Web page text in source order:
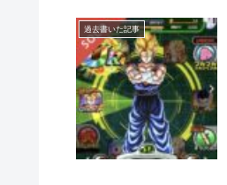
過去書いた記事